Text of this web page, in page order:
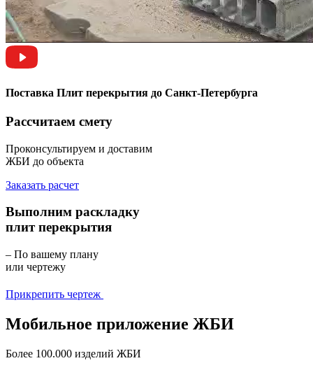
Поставка Плит перекрытия до Санкт-Петербурга
Рассчитаем смету
Проконсультируем и доставим
ЖБИ до объекта
Заказать расчет
Выполним раскладку
плит перекрытия
– По вашему плану
или чертежу
Прикрепить чертеж
Мобильное приложение ЖБИ
Более 100.000 изделий ЖБИ